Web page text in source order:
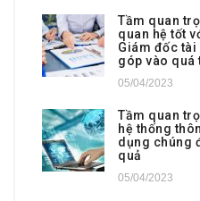
Tầm quan
quan hệ tốt
Giám đốc tài
góp vào quá
05/04/2023
Tầm quan
hệ thống
dụng chúng
quả
05/04/2023